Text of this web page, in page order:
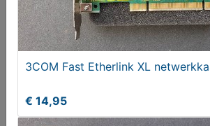
Roland DWX-53DC Dry Dental Mill
3COM Fast Etherlink XL
€ 14,95